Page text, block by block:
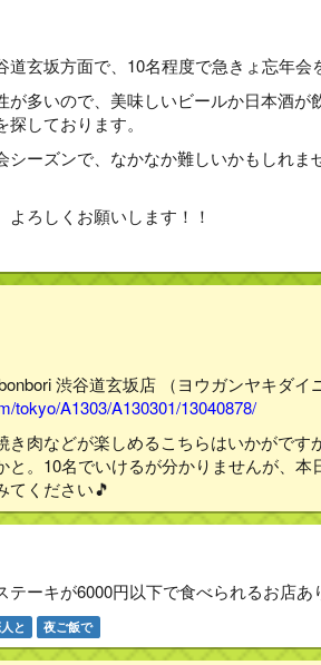
道玄坂方面で、10名程度で急きょ忘年会
が多いので、美味しいビールか日本酒
探しております。
シーズンで、なかなか難しいかもしれ
よろしくお願いします！！
渋谷道玄坂店 （ヨウガンヤキダ
tokyo/A1303/A130301/13040878/
き肉などが楽しめるこちらはいかがで
と。10名でいけるが分かりませんが、
てください🎵
テーキが6000円以下で食べられるお店あ
と 夜ご飯で